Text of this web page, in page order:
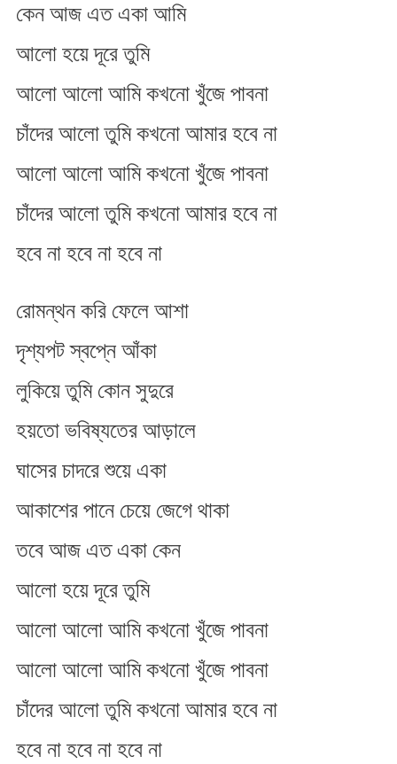
কেন আজ এত একা আমি
আলো হয়ে দূরে তুমি
আলো আলো আমি কখনো খুঁজে পাবনা
চাঁদের আলো তুমি কখনো আমার হবে না
আলো আলো আমি কখনো খুঁজে পাবনা
চাঁদের আলো তুমি কখনো আমার হবে না
হবে না হবে না হবে না
রোমন্থন করি ফেলে আশা
দৃশ্যপট স্বপ্নে আঁকা
লুকিয়ে তুমি কোন সুদুরে
হয়তো ভবিষ্যতের আড়ালে
ঘাসের চাদরে শুয়ে একা
আকাশের পানে চেয়ে জেগে থাকা
তবে আজ এত একা কেন
আলো হয়ে দূরে তুমি
আলো আলো আমি কখনো খুঁজে পাবনা
আলো আলো আমি কখনো খুঁজে পাবনা
চাঁদের আলো তুমি কখনো আমার হবে না
হবে না হবে না হবে না